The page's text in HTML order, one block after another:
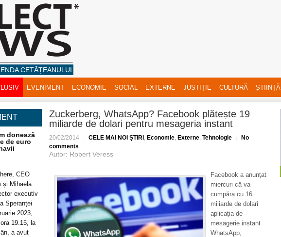
CETĂȚEANULUI
EVENIMENT ECONOMIE SOCIAL EXTERNE JUSTIȚIE CULTURĂ ȘTIINȚĂ
Zuckerberg, WhatsApp? Facebook plătește 19
miliarde de dolari pentru mesageria instant
20/02/2014 CELE MAI NOI ȘTIRI , Economie, Externe, Tehnologie
No
comments
Autor: Robert Veress
Facebook a anunțat
miercuri că va
cumpăra cu 16
miliarde de dolari
aplicația de
mesagerie instant
WhatsApp,
donează
de euro
CEO
și Mihaela
executiv
Speranței
2023,
19.15, la
a avut